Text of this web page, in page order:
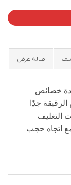
صالة عرض
خصائص
جدًا
التغليف
مع اتجاه حجب